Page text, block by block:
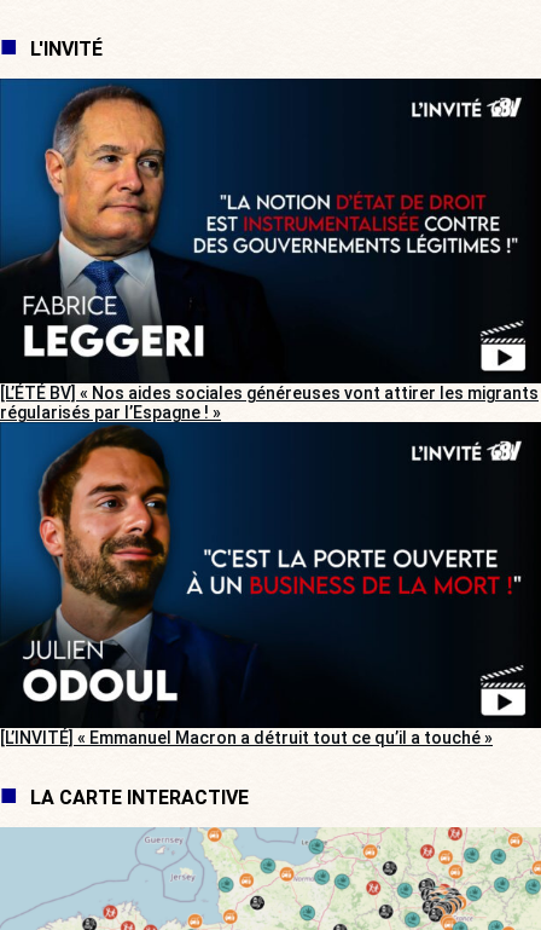
L'INVITÉ
[L’ÉTÉ BV] « Nos aides sociales généreuses vont attirer les migrants
régularisés par l’Espagne ! »
[L’INVITÉ] « Emmanuel Macron a détruit tout ce qu’il a touché »
LA CARTE INTERACTIVE